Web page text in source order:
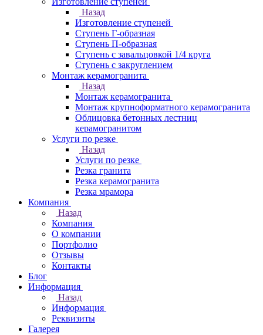
Назад
Изготовление ступеней
Ступень Г-образная
Ступень П-образная
Ступень с завальцовкой 1/4 круга
Ступень с закруглением
Монтаж керамогранита
Назад
Монтаж керамогранита
Монтаж крупноформатного керамогранита
Облицовка бетонных лестниц
керамогранитом
Услуги по резке
Назад
Услуги по резке
Резка гранита
Резка керамогранита
Резка мрамора
Компания
Назад
Компания
О компании
Портфолио
Отзывы
Контакты
Блог
Информация
Назад
Информация
Реквизиты
Галерея